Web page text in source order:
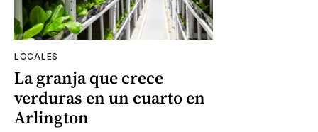
LOCALES
La granja que crece
verduras en un cuarto en
Arlington